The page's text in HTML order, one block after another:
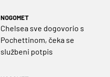
NOGOMET
Chelsea sve dogovorio s
Pochettinom, čeka se
službeni potpis